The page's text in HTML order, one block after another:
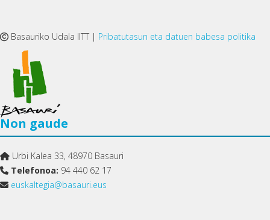
Basauriko Udala IITT | Pribatutasun eta datuen babesa politika
Non gaude
Urbi Kalea 33, 48970 Basauri
Telefonoa: 94 440 62 17
euskaltegia@basauri.eus